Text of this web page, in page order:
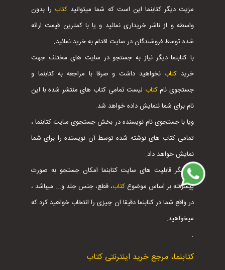
کتابنما، مرجع خرید اینترنتی کتاب
مزیت دیگر کتابنما این است که شما میتوانید کتاب را بدون
واسطه و از ناشر خریداری نمائید و یا با کمترین قیمت ارائه
شده توسط فروشندگان در سایت اقدام به خرید نمائید.
با کتابنما دیگر نیاز به جستجو در سایت های مختلف جهت
خرید کتابنخواهید داشت و صرفا با مراجعه به کتابنما و
جستجوی نامکتاب لیست تمامی کتاب های منتشر شده با این
نام برای شما ننمایش داده خواهد شد.
ویا با جستجوی نام نویسنده در بخش جستجوی سایت کتابنما ،
تمامی کتاب های نوشته شده توسط آن نویسنده را برای شما
نمایش خواهد داد.
از دیگر قابلیت های سایت کتابنما امکان جستجو به صورت
پیشرفته بر اساس موضوع کتاب، قطع، جنس جلد و... میباشد ،
در واقع شما در کتابنما دقیقا ان چیزی را انتخاب خواهید کرد که
میخواهید.
.